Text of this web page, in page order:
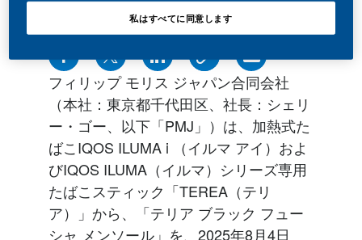
フィリップ モリス ジャパン合同会社
（本社：東京都千代田区、社長：シェリ
ー・ゴー、以下「PMJ」）は、加熱式た
ばこIQOS ILUMA i （イルマ アイ）およ
びIQOS ILUMA（イルマ）シリーズ専用
たばこスティック「TEREA（テリ
ア）」から、「テリア ブラック フュー
シャ メンソール」を、2025年8月4日
私はすべてに同意します